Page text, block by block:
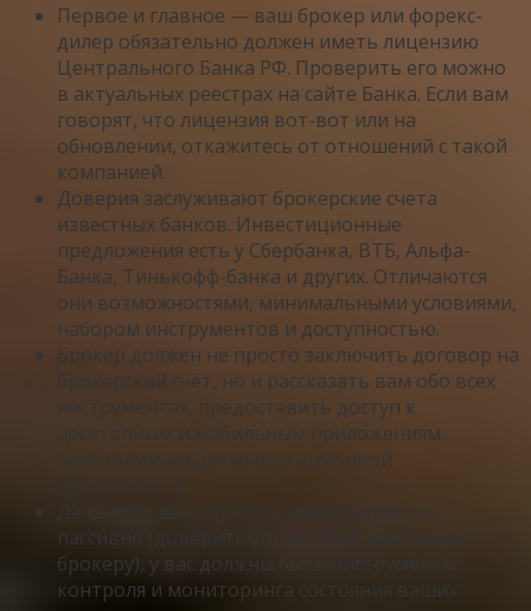
Первое и главное — ваш брокер или форекс-
дилер обязательно должен иметь лицензию
Центрального Банка РФ. Проверить его можно
в актуальных реестрах на сайте Банка. Если вам
говорят, что лицензия вот-вот или на
обновлении, откажитесь от отношений с такой
компанией.
Доверия заслуживают брокерские счета
известных банков. Инвестиционные
предложения есть у Сбербанка, ВТБ, Альфа-
Банка, Тинькофф-банка и других. Отличаются
они возможностями, минимальными условиями,
набором инструментов и доступностью.
Брокер должен не просто заключить договор на
брокерский счёт, но и рассказать вам обо всех
инструментах, предоставить доступ к
десктопным и мобильным приложениям,
необходимым для инвестиционной
пассивно (доверить управление капиталом
брокеру), у вас должны быть инструменты
контроля и мониторинга состояния ваших